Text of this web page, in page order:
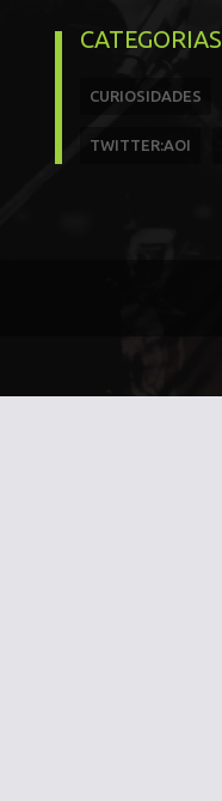
CATEGORIAS
CURIOSIDADES
TWITTER:AOI